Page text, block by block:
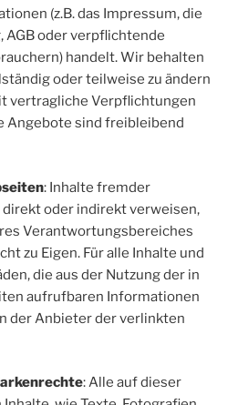
(z.B. das Impressum, die
AGB oder verpflichtende
handelt. Wir behalten
oder teilweise zu ändern
vertragliche Verpflichtungen
Angebote sind freibleibend
: Inhalte fremder
oder indirekt verweisen,
Verantwortungsbereiches
zu Eigen. Für alle Inhalte und
die aus der Nutzung der in
aufrufbaren Informationen
der Anbieter der verlinkten
: Alle auf dieser